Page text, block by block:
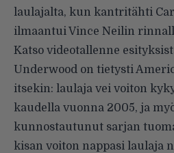
laulajalta, kun kantritähti
ilmaantui Vince Neilin
Katso videotallenne
Underwood on tietysti
itsekin: laulaja vei voiton
kaudella vuonna 2005, ja
kunnostautunut sarjan
kisan voiton nappasi laulaja